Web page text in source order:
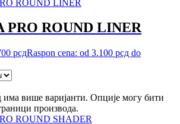
PRO ROUND LINER
рсдRaspon cena: od 3.100 рсд do
има више варијанти. Опције могу бити
производа.